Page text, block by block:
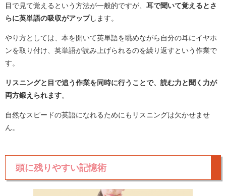
目で見て覚えるという方法が一般的ですが、 耳で聞いて覚えるとさ
らに英単語の吸収がアップします。
やり方としては、本を開いて英単語を眺めながら自分の耳にイヤホ
ンを取り付け、英単語が読み上げられるのを繰り返すという作業で
す。
リスニングと目で追う作業を同時に行うことで、読む力と聞く力が
両方鍛えられます。
自然なスピードの英語になれるためにもリスニングは欠かせませ
ん。
頭に残りやすい記憶術